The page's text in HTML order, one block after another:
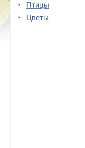
Птицы
Цветы